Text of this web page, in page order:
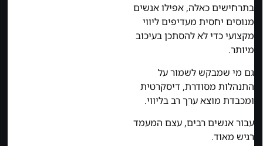
בתרחישים כאלה, אפילו אנשים
מנוסים יחסית מעדיפים ליווי
מקצועי כדי לא להסתכן בעיכוב
מיותר.
גם מי שמבקש לשמור על
התנהלות מסודרת, דיסקרטית
ומכבדת מוצא ערך רב בליווי.
עבור אנשים רבים, עצם המעמד
רגיש מאוד.